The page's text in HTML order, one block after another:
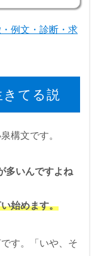
例文・診断・求
てる説
構文です。
多いんですよね
始めます。
す。「いや、そ